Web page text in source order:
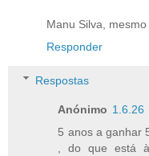
Manu Silva,
Responder
Respostas
Anónimo 1.6.26
5 anos a ganhar
, do que está